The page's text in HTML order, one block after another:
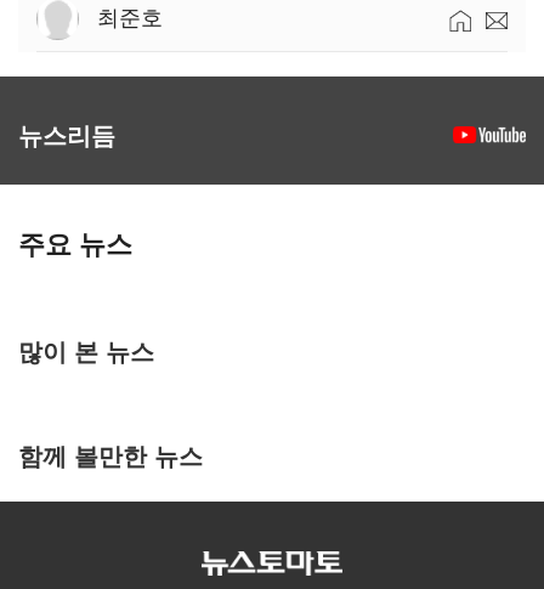
최준호
뉴스리듬
주요 뉴스
많이 본 뉴스
함께 볼만한 뉴스